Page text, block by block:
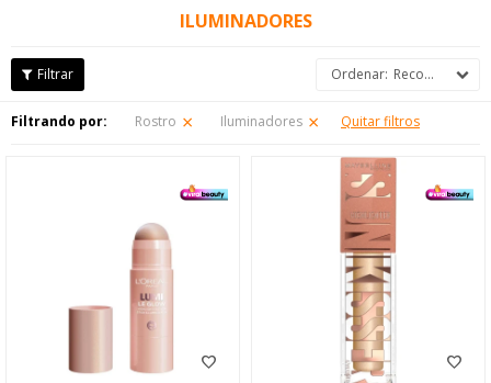
ILUMINADORES
Recomendados
Filtrando por: Rostro Iluminadores Quitar filtros